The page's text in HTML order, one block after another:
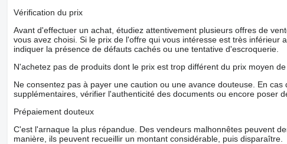
Vérification du prix
Avant d'effectuer un achat, étudiez attentivement plusieurs offres de
vous avez choisi. Si le prix de l'offre qui vous intéresse est très
indiquer la présence de défauts cachés ou une tentative d'escroquerie.
N'achetez pas de produits dont le prix est trop différent du prix moyen de
Ne consentez pas à payer une caution ou une avance douteuse. En
supplémentaires, vérifier l'authenticité des documents ou encore poser
Prépaiement douteux
C'est l'arnaque la plus répandue. Des vendeurs malhonnêtes peuvent
manière, ils peuvent recueillir un montant considérable, puis disparaître.